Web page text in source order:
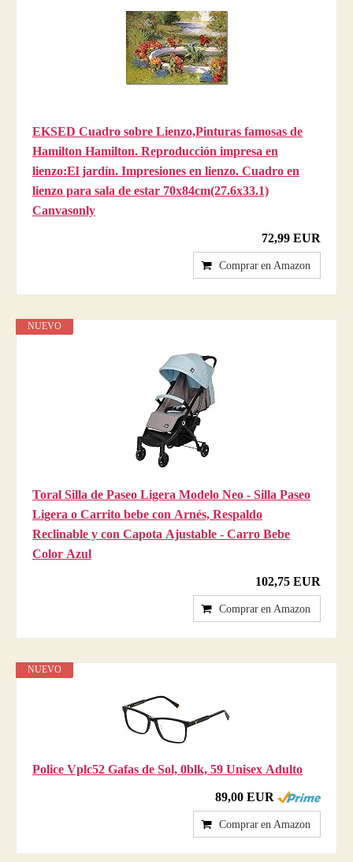
EKSED Cuadro sobre Lienzo,Pinturas famosas de
Hamilton Hamilton. Reproducción impresa en
lienzo:El jardín. Impresiones en lienzo. Cuadro en
lienzo para sala de estar 70x84cm(27.6x33.1)
Canvasonly
72,99 EUR
Comprar en Amazon
NUEVO
Toral Silla de Paseo Ligera Modelo Neo - Silla Paseo
Ligera o Carrito bebe con Arnés, Respaldo
Reclinable y con Capota Ajustable - Carro Bebe
Color Azul
102,75 EUR
Comprar en Amazon
NUEVO
Police Vplc52 Gafas de Sol, 0blk, 59 Unisex Adulto
89,00 EUR
Comprar en Amazon